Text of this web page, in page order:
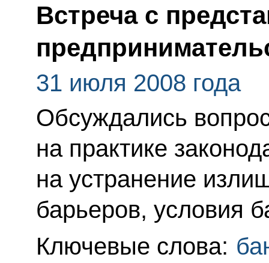
Встреча с
31 июля 2008 года
Обсуждались
на практике
на устранение
барьеров, условия
Ключевые слова: